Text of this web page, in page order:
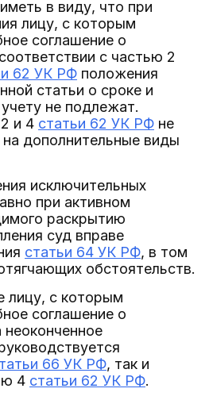
в виду, что при
лицу, с которым
соглашение о
с частью 2
62 УК РФ положения
статьи о сроке и
не подлежат.
и 4 статьи 62 УК РФ не
дополнительные виды
исключительных
при активном
раскрытию
суд вправе
статьи 64 УК РФ, в том
обстоятельств.
лицу, с которым
соглашение о
неоконченное
66 УК РФ, так и
4 статьи 62 УК РФ.